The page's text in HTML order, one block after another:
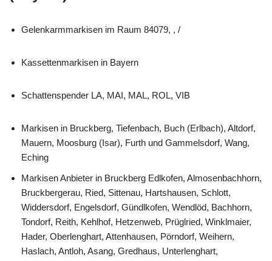
Gelenkarmmarkisen im Raum 84079, , /
Kassettenmarkisen in Bayern
Schattenspender LA, MAI, MAL, ROL, VIB
Markisen in Bruckberg, Tiefenbach, Buch (Erlbach), Altdorf,
Mauern, Moosburg (Isar), Furth und Gammelsdorf, Wang,
Eching
Markisen Anbieter in Bruckberg Edlkofen, Almosenbachhorn,
Bruckbergerau, Ried, Sittenau, Hartshausen, Schlott,
Widdersdorf, Engelsdorf, Gündlkofen, Wendlöd, Bachhorn,
Tondorf, Reith, Kehlhof, Hetzenweb, Prüglried, Winklmaier,
Hader, Oberlenghart, Attenhausen, Pörndorf, Weihern,
Haslach, Antloh, Asang, Gredhaus, Unterlenghart,